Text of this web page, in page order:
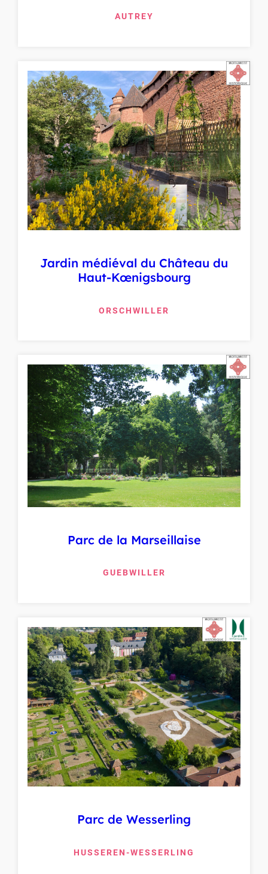
AUTREY
Jardin médiéval du Château du
Haut-Kœnigsbourg
ORSCHWILLER
Parc de la Marseillaise
GUEBWILLER
Parc de Wesserling
HUSSEREN-WESSERLING